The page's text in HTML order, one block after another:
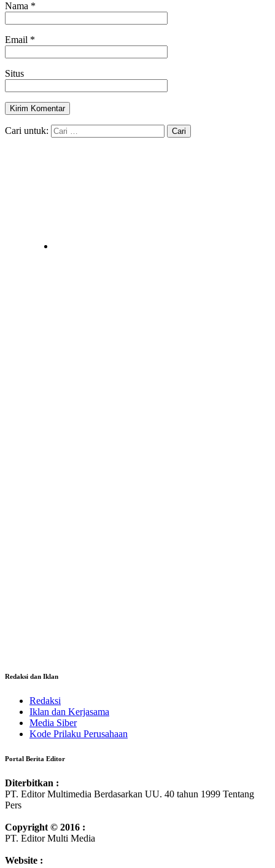
Nama *
Email *
Situs
Cari untuk:
Redaksi dan Iklan
Redaksi
Iklan dan Kerjasama
Media Siber
Kode Prilaku Perusahaan
Portal Berita Editor
Diterbitkan :
PT. Editor Multimedia Berdasarkan UU. 40 tahun 1999 Tentang
Pers
Copyright © 2016 :
PT. Editor Multi Media
Website :